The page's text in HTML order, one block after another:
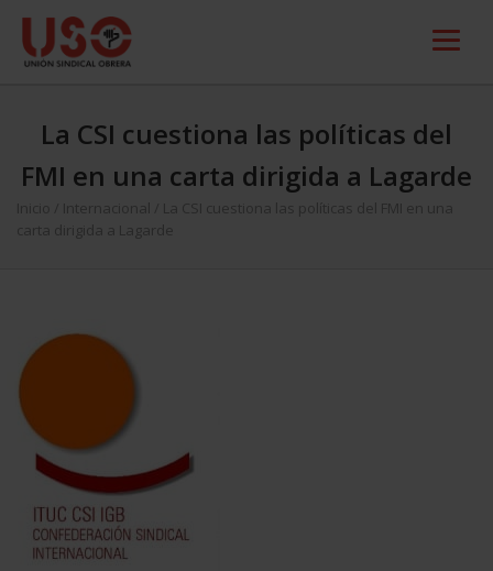
La CSI cuestiona las políticas del
FMI en una carta dirigida a Lagarde
Inicio Internacional
La CSI cuestiona las políticas del FMI en una
carta dirigida a Lagarde